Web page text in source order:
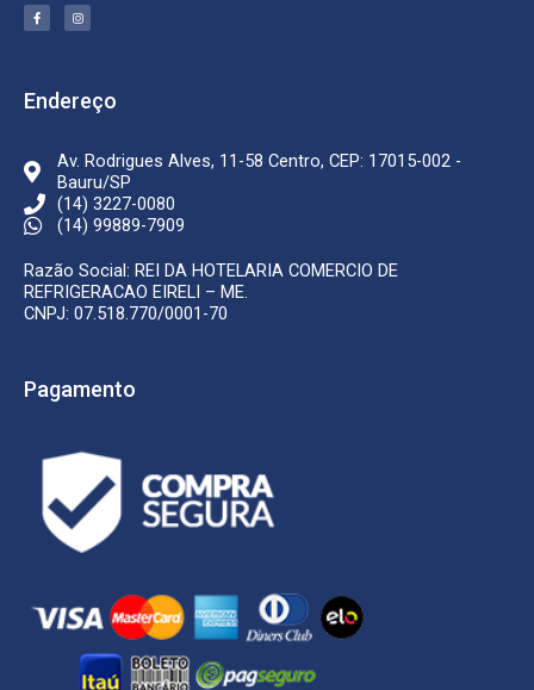
F
a
c
k
-
I
n
s
m
Endereço
Av. Rodrigues Alves, 11-58 Centro, CEP: 17015-002 -
Bauru/SP
(14) 3227-0080
(14) 99889-7909
Razão Social: REI DA HOTELARIA COMERCIO DE
REFRIGERACAO EIRELI – ME.
CNPJ: 07.518.770/0001-70
Pagamento